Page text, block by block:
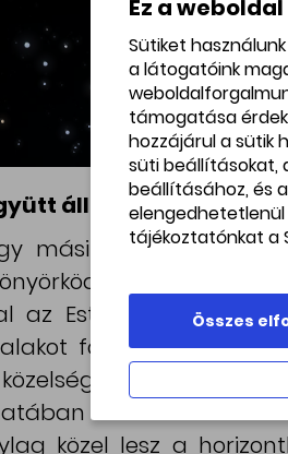
áll a Vénusz a Hold
másik, szabad
meg a
az Esthajnalcsillag
alakot formázó Hold
egymással:
is csak 5 fokos
közel lesz a
Ez a
Sütiket
a látogatóink
támogatása
hozzájárul a sütik
süti beállításokat,
beállításához, és
elengedhetetlenül
tájékoztatónkat a
Összes